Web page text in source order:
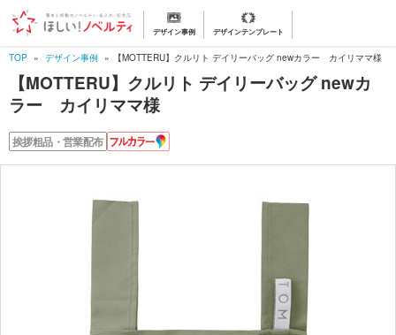
デザイン事例 デザインテンプレート
TOP デザイン事例 【MOTTERU】クルリト デイリーバッグ newカラー カイリママ様
【MOTTERU】クルリト デイリーバッグ newカ
ラー カイリママ様
挨拶粗品・営業配布フ
ル
カ
ー